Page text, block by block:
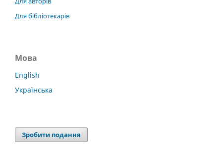
Для бібліотекарів
Мова
English
Українська
Зробити подання